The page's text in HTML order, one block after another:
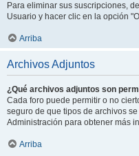
Para eliminar sus suscripciones,
Usuario y hacer clic en la opción
Arriba
Archivos Adjuntos
¿Qué archivos adjuntos son
Cada foro puede permitir o no
seguro de que tipos de archivos
Administración para obtener más
Arriba